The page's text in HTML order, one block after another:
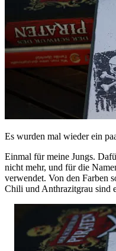
Es wurden mal wieder ein
Einmal für meine Jungs.
nicht mehr, und für die
verwendet. Von den Farben
Chili und Anthrazitgrau sind